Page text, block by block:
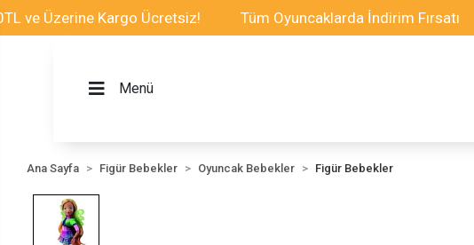
Üzerine Kargo Ücretsiz! Tüm Oyuncaklarda İndirim Fırsatı
Menü
Ana Sayfa Figür Bebekler Oyuncak Bebekler Figür Bebekler